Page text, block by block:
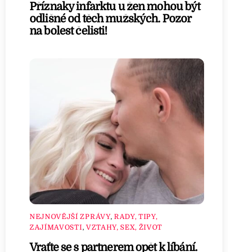
Příznaky infarktu u žen mohou být
odlišné od těch mužských. Pozor
na bolest čelisti!
NEJNOVĚJŠÍ ZPRÁVY, RADY, TIPY,
ZAJÍMAVOSTI, VZTAHY, SEX, ŽIVOT
Vraťte se s partnerem opět k líbání.